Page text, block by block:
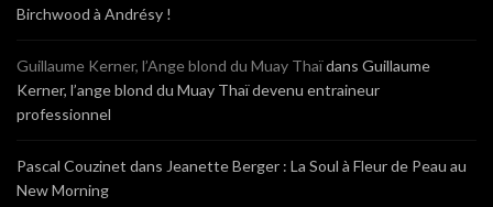
Birchwood à Andrésy !
Guillaume Kerner, l’Ange blond du Muay Thaïdans Guillaume
Kerner, l’ange blond du Muay Thaï devenu entraineur
professionnel
Pascal Couzinet dans Jeanette Berger : La Soul à Fleur de Peau au
New Morning